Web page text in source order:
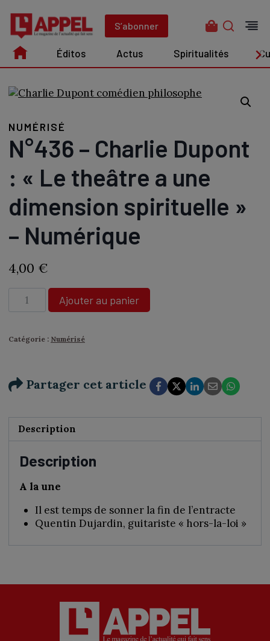
contenu
S’abonner
Édito Actus Spiritualités Culture
Éditos Actus Spiritualités
NUMÉRISÉ
N°436 – Charlie Dupont
: « Le theâtre a une
dimension spirituelle »
– Numérique
4,00 €
quantité
-
Charlie
«
une
dimension
spirituelle
Numérique
Ajouter au panier
Catégorie : Numérisé
Partager cet article
Description
Description
A la une
Il est temps de sonner la fin de l’entracte
Quentin Dujardin, guitariste « hors-la-loi »